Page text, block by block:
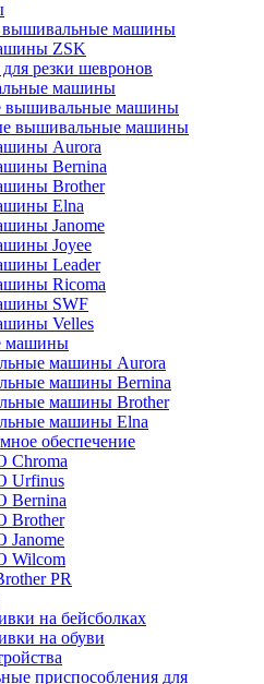
вышивальные машины
ZSK
резки шевронов
машины
вышивальные машины
вышивальные машины
Aurora
Bernina
Brother
Elna
Janome
Joyee
Leader
Ricoma
SWF
Velles
машины
машины Aurora
машины Bernina
машины Brother
машины Elna
обеспечение
Chroma
Urfinus
Bernina
Brother
Wilcom
PR
на бейсболках
на обуви
приспособления для